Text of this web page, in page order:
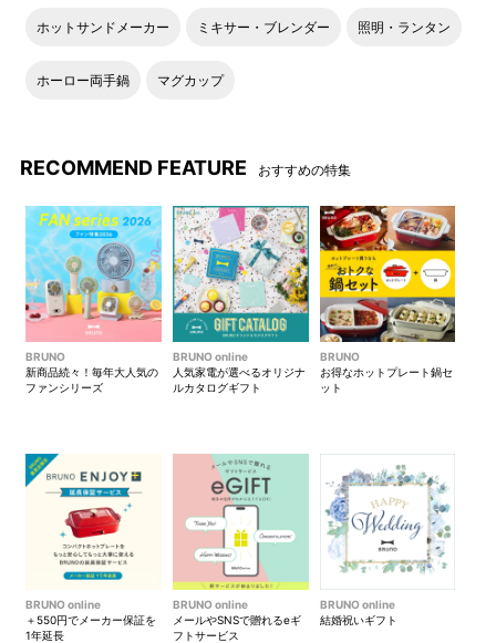
ホットサンドメーカー ミキサー・ブレンダー 照明・ランタン
ホーロー両手鍋 マグカップ
RECOMMEND FEATURE おすすめの特集
BRUNO
新商品続々！毎年大人気の
ファンシリーズ
BRUNO online
人気家電が選べるオリジナ
ルカタログギフト
BRUNO
お得なホットプレート鍋セ
ット
BRUNO online
＋550円でメーカー保証を
1年延長
BRUNO online
メールやSNSで贈れるeギ
フトサービス
BRUNO online
結婚祝いギフト